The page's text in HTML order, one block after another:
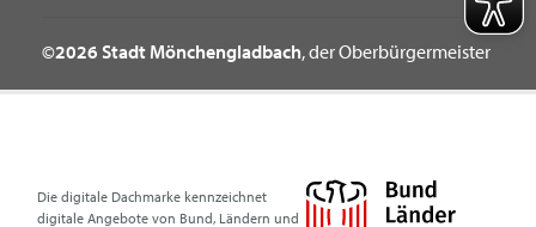
©2026 Stadt Mönchengladbach, der Oberbürgermeister
Die digitale Dachmarke kennzeichnet
digitale Angebote von Bund, Ländern und